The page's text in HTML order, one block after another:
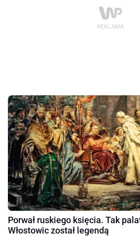
Porwał ruskiego księcia. Tak
Włostowic został legendą